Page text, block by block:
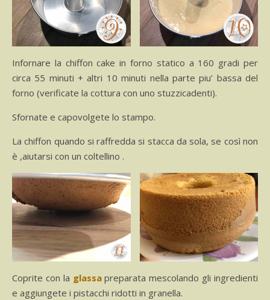
Infornare la chiffon cake in forno statico a 160 gradi per
circa 55 minuti + altri 10 minuti nella parte piu’ bassa del
forno (verificate la cottura con uno stuzzicadenti).
Sfornate e capovolgete lo stampo.
La chiffon quando si raffredda si stacca da sola, se così non
è ,aiutarsi con un coltellino .
Coprite con la glassa preparata mescolando gli ingredienti
e aggiungete i pistacchi ridotti in granella.